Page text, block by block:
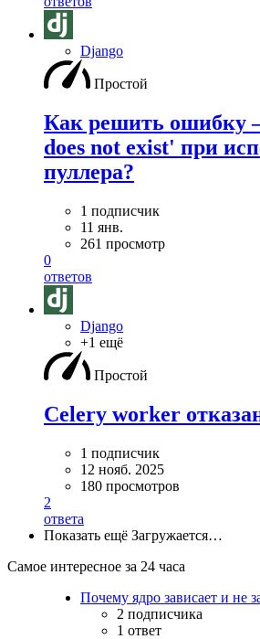
Django
Простой
Как решить ошибку
does not exist' при
пуллера?
1 подписчик
11 янв.
261 просмотр
0
ответов
Django
+1 ещё
Простой
Celery worker
1 подписчик
12 нояб. 2025
180 просмотров
2
ответа
Показать ещё Загружается…
Самое интересное за 24 часа
Почему ядро зависает и не
2 подписчика
1 ответ